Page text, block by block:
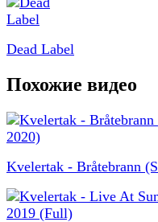
Dead Label
Похожие видео
Kvelertak - Bråtebrann